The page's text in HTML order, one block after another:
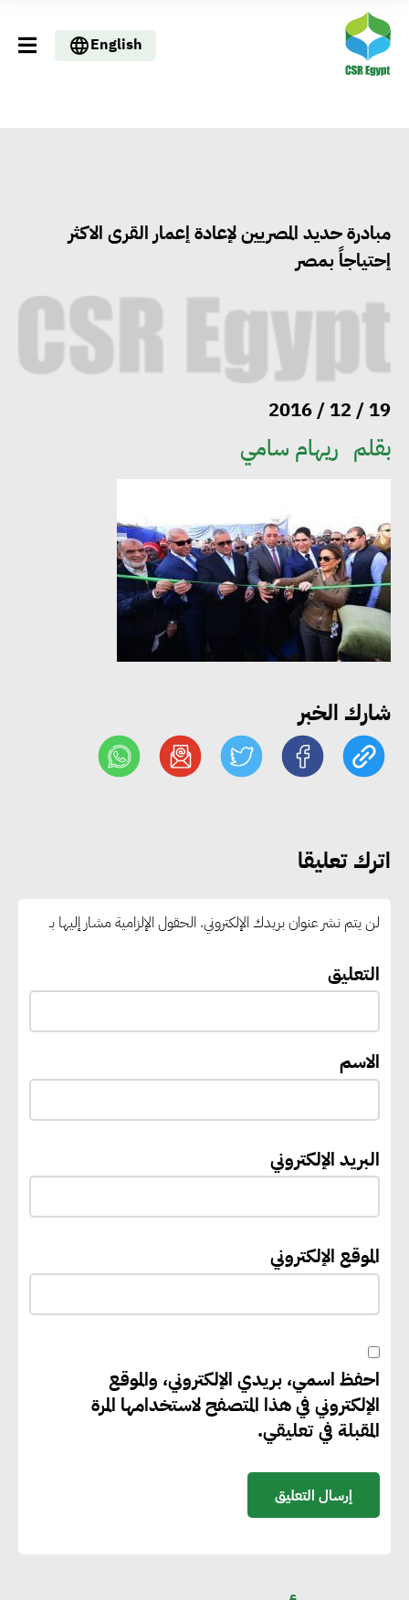
English
مبادرة حديد المصريين لإعادة إعمار القرى الاكثر
إحتياجاً بمصر
19 / 12 / 2016
بقلم ريهام سامي
شارك الخبر
اترك تعليقا
لن يتم نشر عنوان بريدك الإلكتروني. الحقول الإلزامية مشار إليها بـ
التعليق
الاسم
البريد الإلكتروني
الموقع الإلكتروني
احفظ اسمي، بريدي الإلكتروني، والموقع
الإلكتروني في هذا المتصفح لاستخدامها المرة
المقبلة في تعليقي.
مجلس الوزراء: تراجع معدل
الربع الثاني من 2026
الصين تعزيز الشراكات الصناعية
وجذب استثمارات جديدة إلى مصر
الانتظار حتى نهاية المرحلة
رئيس الوزراء يستقبل المدير العام
لمنظمة اليونسكو
يعمل على تطوير موقعه الإلكتروني
حوكمة ملف الإعاقة في مصر
مليون جنيه إسترليني لدعم توسع
المتجددة
جوجل تعلن إضافة 12 جيجاوات
من الطاقة النظيفة وتجنب انبعاث
أكسيد الكربون